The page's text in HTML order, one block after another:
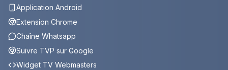
Application Android
Extension Chrome
Chaîne Whatsapp
Suivre TVP sur Google
Widget TV Webmasters